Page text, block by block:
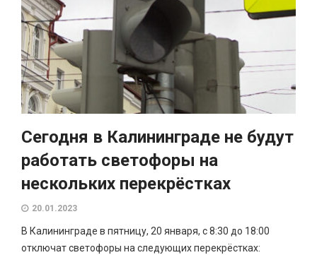
Сегодня в Калининграде не будут
работать светофоры на
нескольких перекрёстках
20.01.2023
В Калининграде в пятницу, 20 января, с 8:30 до 18:00
отключат светофоры на следующих перекрёстках: